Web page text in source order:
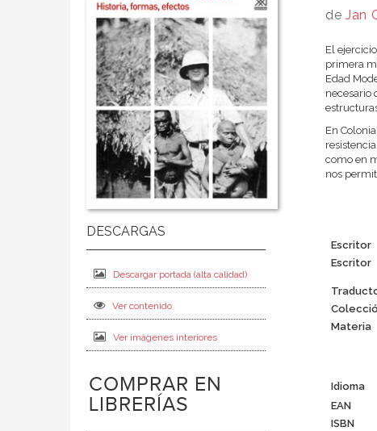
Descargar portada (alta calidad)
Ver contenido
Ver imágenes interiores
COMPRAR EN
LIBRERÍAS
deJan
El
primera
Edad
necesario
En
como en
nos
Escritor
Escritor
Materia
Idioma
EAN
ISBN